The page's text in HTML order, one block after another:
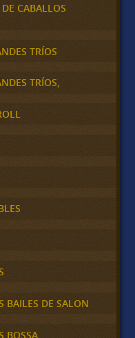
CABALLOS
TRÍOS
TRÍOS,
BAILES DE SALON
BOSSA